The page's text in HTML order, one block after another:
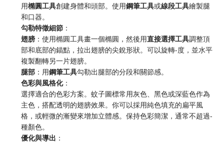
用​​橢圓工具​​創建身體和頭部。使用​​鋼筆工具​​或​​線段工具​​繪製腿
和口器。
​勾勒特徵細節​ ​：
​翅膀​ ​：使用橢圓工具畫一個橢圓，然後用​​直接選擇工具​​調整頂
部和底部的錨點，拉出翅膀的尖銳形狀。可以旋轉-度，並水平
複製翻轉另一片翅膀。
​腿部​ ​：用​​鋼筆工具​​勾勒出腿部的分段和關節感。
​色彩與風格化​​：
選擇適合的色彩方案。蚊子圖標常用灰色、黑色或深藍色作為
主色，搭配透明的翅膀效果。你可以採用純色填充的扁平風
格，或輕微的漸變來增加立體感。保持色彩簡潔，通常不超過-
種顏色。
​優化與導出​ ​：